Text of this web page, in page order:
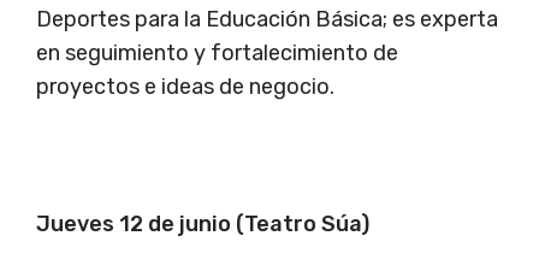
Deportes para la Educación Básica; es experta
en seguimiento y fortalecimiento de
proyectos e ideas de negocio.
Jueves 12 de junio (Teatro Súa)